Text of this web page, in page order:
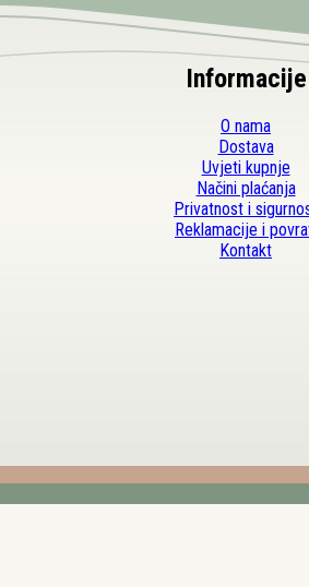
Informacije
O nama
Dostava
Uvjeti kupnje
Načini plaćanja
Privatnost i
Reklamacije i
Kontakt